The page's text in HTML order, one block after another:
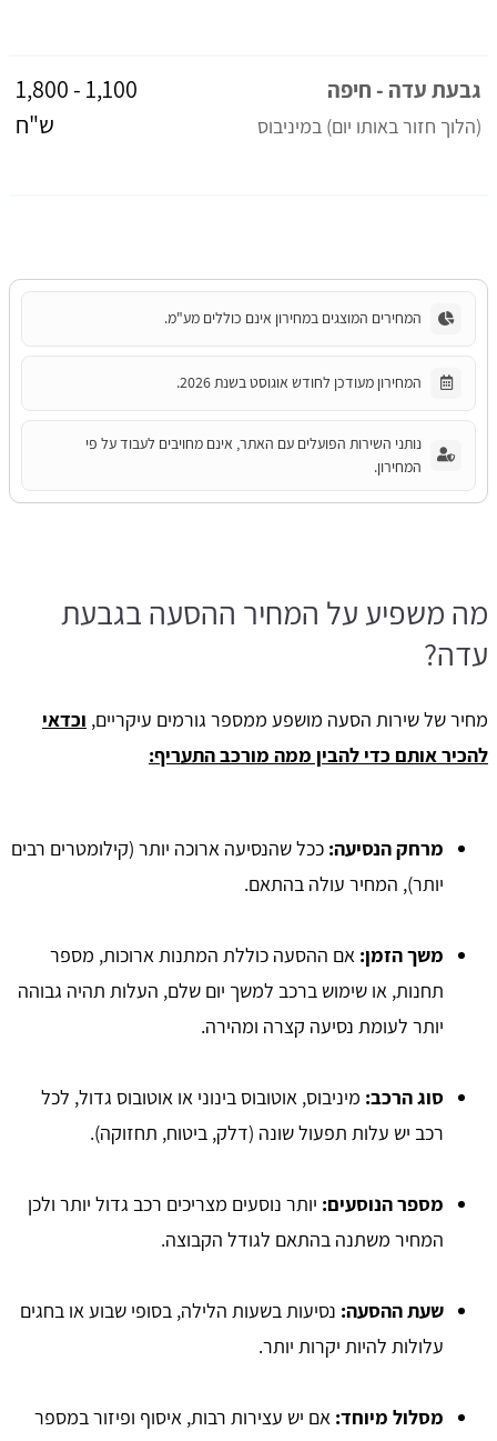
גבעת עדה - חיפה
(הלוך חזור באותו יום) במיניבוס
1,100 - 1,800
ש"ח
המחירים המוצגים במחירון אינם כוללים מע"מ.
המחירון מעודכן לחודש אוגוסט בשנת 2026.
נותני השירות הפועלים עם האתר, אינם מחויבים לעבוד על פי
המחירון.
מה משפיע על המחיר ההסעה בגבעת
עדה?
מחיר של שירות הסעה מושפע ממספר גורמים עיקריים, וכדאי
להכיר אותם כדי להבין ממה מורכב התעריף:
מרחק הנסיעה: ככל שהנסיעה ארוכה יותר (קילומטרים רבים
יותר), המחיר עולה בהתאם.
משך הזמן: אם ההסעה כוללת המתנות ארוכות, מספר
תחנות, או שימוש ברכב למשך יום שלם, העלות תהיה גבוהה
יותר לעומת נסיעה קצרה ומהירה.
סוג הרכב: מיניבוס, אוטובוס בינוני או אוטובוס גדול, לכל
רכב יש עלות תפעול שונה (דלק, ביטוח, תחזוקה).
מספר הנוסעים: יותר נוסעים מצריכים רכב גדול יותר ולכן
המחיר משתנה בהתאם לגודל הקבוצה.
שעת ההסעה: נסיעות בשעות הלילה, בסופי שבוע או בחגים
עלולות להיות יקרות יותר.
מסלול מיוחד: אם יש עצירות רבות, איסוף ופיזור במספר